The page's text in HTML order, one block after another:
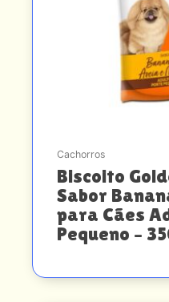
Cachorros
Biscoito
Sabor
para Cães
Pequeno –